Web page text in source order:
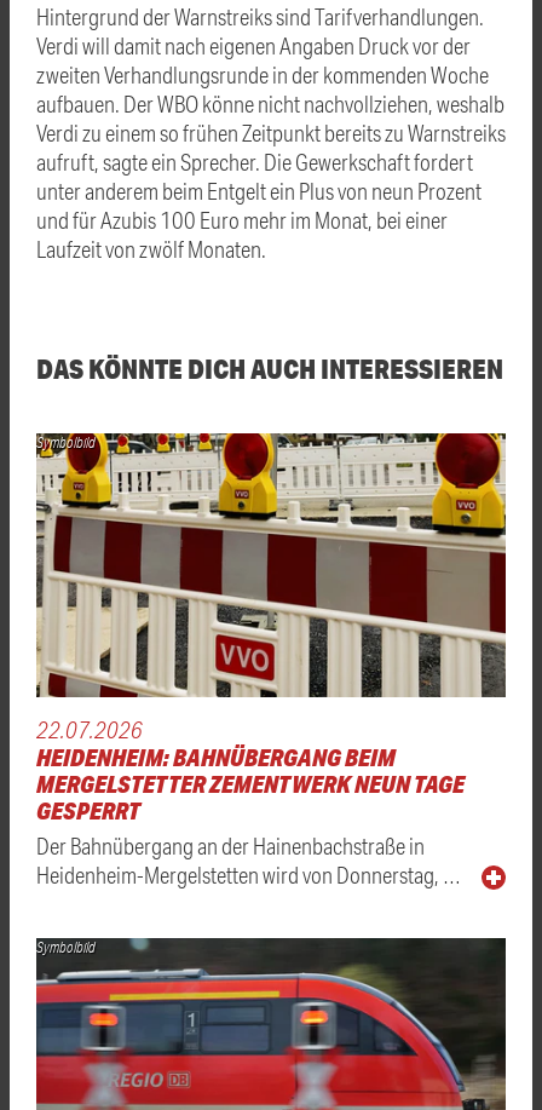
Hintergrund der Warnstreiks sind Tarifverhandlungen.
Verdi will damit nach eigenen Angaben Druck vor der
zweiten Verhandlungsrunde in der kommenden Woche
aufbauen. Der WBO könne nicht nachvollziehen, weshalb
Verdi zu einem so frühen Zeitpunkt bereits zu Warnstreiks
aufruft, sagte ein Sprecher. Die Gewerkschaft fordert
unter anderem beim Entgelt ein Plus von neun Prozent
und für Azubis 100 Euro mehr im Monat, bei einer
Laufzeit von zwölf Monaten.
DAS KÖNNTE DICH AUCH INTERESSIEREN
Symbolbild
22.07.2026
HEIDENHEIM: BAHNÜBERGANG BEIM
MERGELSTETTER ZEMENTWERK NEUN TAGE
GESPERRT
Der Bahnübergang an der Hainenbachstraße in
Heidenheim-Mergelstetten wird von Donnerstag, …
Symbolbild